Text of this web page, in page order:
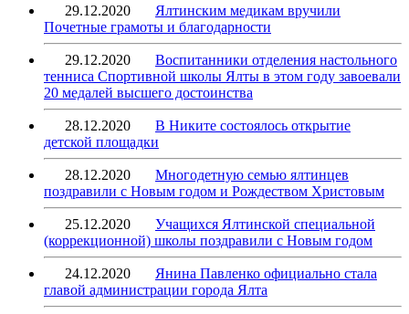
29.12.2020
Ялтинским медикам вручили
Почетные грамоты и благодарности
29.12.2020
Воспитанники отделения настольного
тенниса Спортивной школы Ялты в этом году завоевали
20 медалей высшего достоинства
28.12.2020
В Никите состоялось открытие
детской площадки
28.12.2020
Многодетную семью ялтинцев
поздравили с Новым годом и Рождеством Христовым
25.12.2020
Учащихся Ялтинской специальной
(коррекционной) школы поздравили с Новым годом
24.12.2020
Янина Павленко официально стала
главой администрации города Ялта